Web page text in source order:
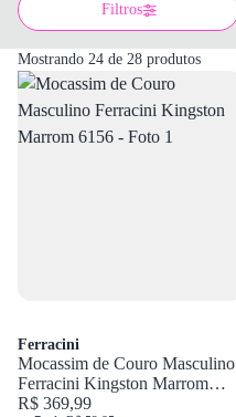
Filtros
Sort by
Mostrando 24 de 28 produtos
Ferracini
Mocassim de Couro Masculino
Ferracini Kingston Marrom
6156
R$ 369,99